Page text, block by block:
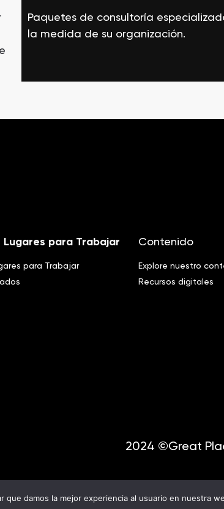
Paquetes de consultoría
la medida de su organización.
Lugares para Trabajar
para Trabajar
Contenido
Explore nuestro
Recursos digitales
2024 ©Great
que damos la mejor experiencia al usuario en nuestra